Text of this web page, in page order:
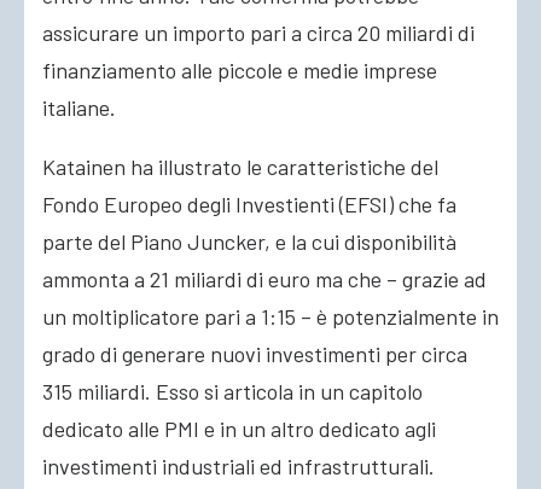
assicurare un importo pari a circa 20 miliardi di
finanziamento alle piccole e medie imprese
italiane.
Katainen ha illustrato le caratteristiche del
Fondo Europeo degli Investienti (EFSI) che fa
parte del Piano Juncker, e la cui disponibilità
ammonta a 21 miliardi di euro ma che – grazie ad
un moltiplicatore pari a 1:15 – è potenzialmente in
grado di generare nuovi investimenti per circa
315 miliardi. Esso si articola in un capitolo
dedicato alle PMI e in un altro dedicato agli
investimenti industriali ed infrastrutturali.